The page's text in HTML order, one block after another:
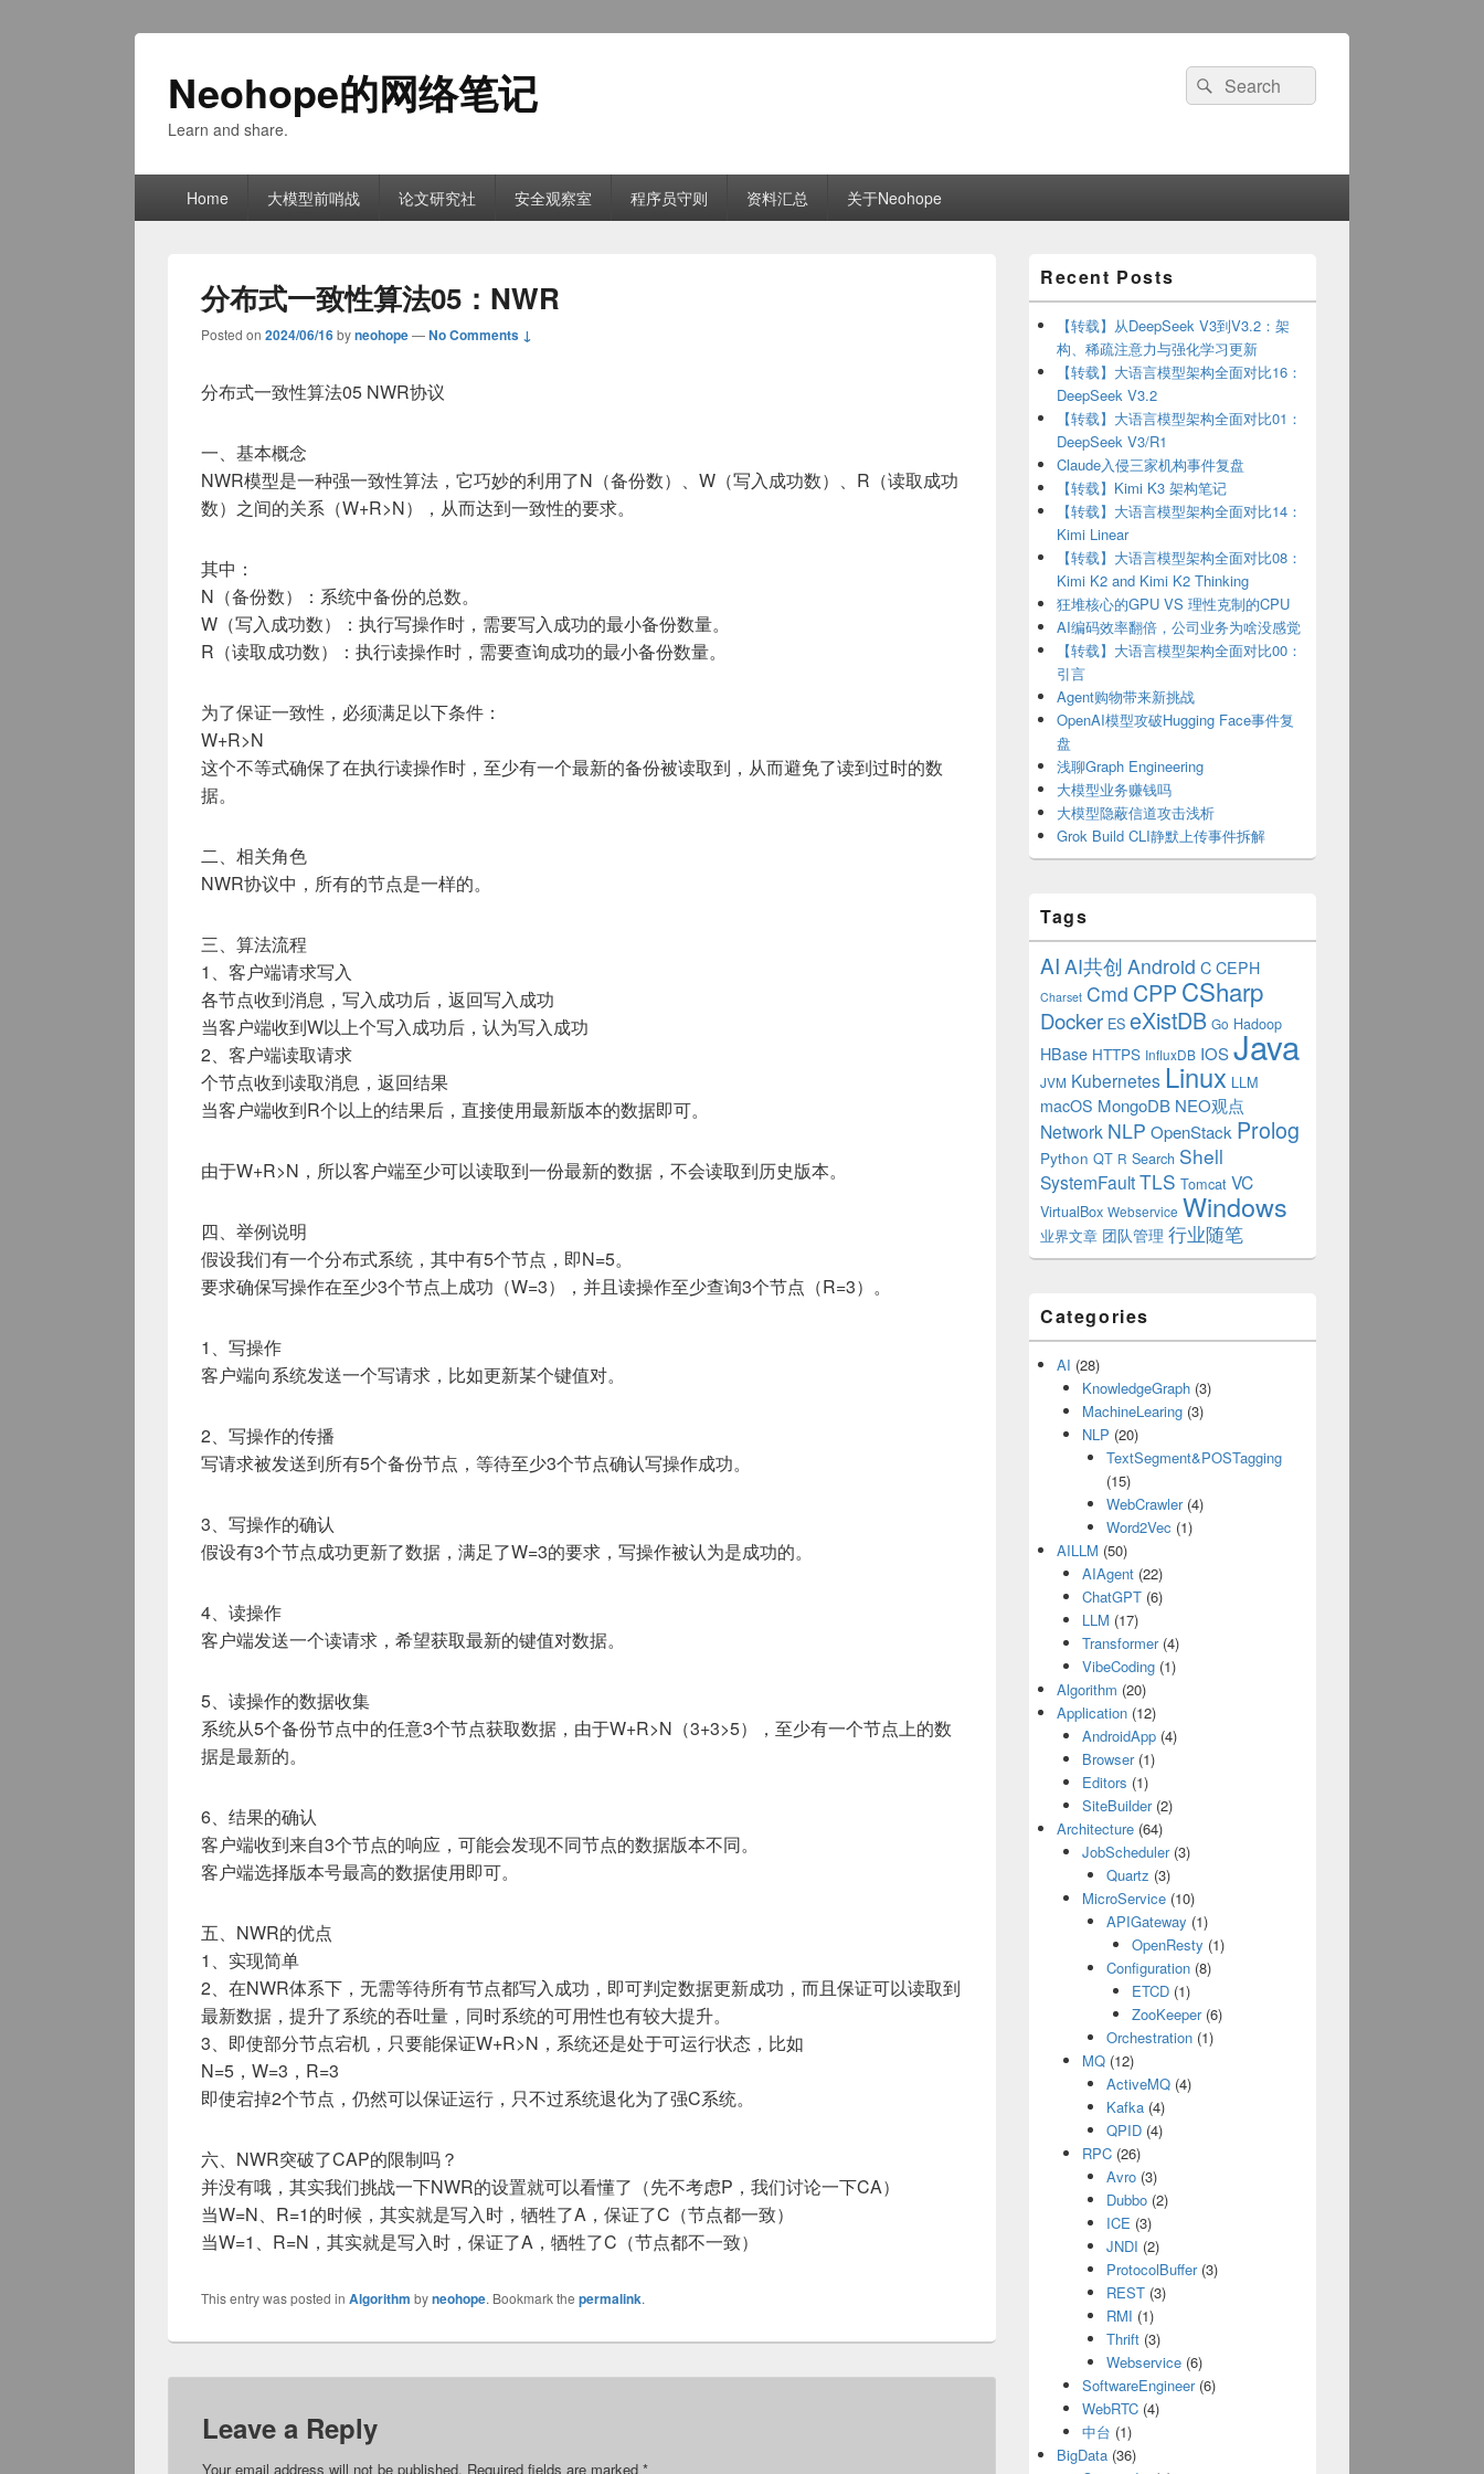
Neohope的网络笔记
Learn and share.
Search
for:
Search
Home 大模型前哨战 论文研究社 安全观察室 程序员守则 资料汇总 关于Neohope
分布式一致性算法05：NWR
Posted on 2024/06/16byneohope—No Comments ↓
分布式一致性算法05 NWR协议
一、基本概念
NWR模型是一种强一致性算法，它巧妙的利用了N（备份数）、W（写入成功数）、R（读取成功
数）之间的关系（W+R>N），从而达到一致性的要求。
其中：
N（备份数）：系统中备份的总数。
W（写入成功数）：执行写操作时，需要写入成功的最小备份数量。
R（读取成功数）：执行读操作时，需要查询成功的最小备份数量。
为了保证一致性，必须满足以下条件：
W+R>N
这个不等式确保了在执行读操作时，至少有一个最新的备份被读取到，从而避免了读到过时的数
据。
二、相关角色
NWR协议中，所有的节点是一样的。
三、算法流程
1、客户端请求写入
各节点收到消息，写入成功后，返回写入成功
当客户端收到W以上个写入成功后，认为写入成功
2、客户端读取请求
个节点收到读取消息，返回结果
当客户端收到R个以上的结果后，直接使用最新版本的数据即可。
由于W+R>N，所以客户端至少可以读取到一份最新的数据，不会读取到历史版本。
四、举例说明
假设我们有一个分布式系统，其中有5个节点，即N=5。
要求确保写操作在至少3个节点上成功（W=3），并且读操作至少查询3个节点（R=3）。
1、写操作
客户端向系统发送一个写请求，比如更新某个键值对。
2、写操作的传播
写请求被发送到所有5个备份节点，等待至少3个节点确认写操作成功。
3、写操作的确认
假设有3个节点成功更新了数据，满足了W=3的要求，写操作被认为是成功的。
4、读操作
客户端发送一个读请求，希望获取最新的键值对数据。
5、读操作的数据收集
系统从5个备份节点中的任意3个节点获取数据，由于W+R>N（3+3>5），至少有一个节点上的数
据是最新的。
6、结果的确认
客户端收到来自3个节点的响应，可能会发现不同节点的数据版本不同。
客户端选择版本号最高的数据使用即可。
五、NWR的优点
1、实现简单
2、在NWR体系下，无需等待所有节点都写入成功，即可判定数据更新成功，而且保证可以读取到
最新数据，提升了系统的吞吐量，同时系统的可用性也有较大提升。
3、即使部分节点宕机，只要能保证W+R>N，系统还是处于可运行状态，比如
N=5，W=3，R=3
即使宕掉2个节点，仍然可以保证运行，只不过系统退化为了强C系统。
六、NWR突破了CAP的限制吗？
并没有哦，其实我们挑战一下NWR的设置就可以看懂了（先不考虑P，我们讨论一下CA）
当W=N、R=1的时候，其实就是写入时，牺牲了A，保证了C（节点都一致）
当W=1、R=N，其实就是写入时，保证了A，牺牲了C（节点都不一致）
This entry was posted in Algorithm byneohope. Bookmark the permalink.
Leave a Reply
Your email address will not be published. Required fields are marked *
Sidebar
Widget
Area
Recent Posts
【转载】从DeepSeek V3到V3.2：架
构、稀疏注意力与强化学习更新
【转载】大语言模型架构全面对比16：
DeepSeek V3.2
【转载】大语言模型架构全面对比01：
DeepSeek V3/R1
Claude入侵三家机构事件复盘
【转载】Kimi K3 架构笔记
【转载】大语言模型架构全面对比14：
Kimi Linear
【转载】大语言模型架构全面对比08：
Kimi K2 and Kimi K2 Thinking
狂堆核心的GPU VS 理性克制的CPU
AI编码效率翻倍，公司业务为啥没感觉
【转载】大语言模型架构全面对比00：
引言
Agent购物带来新挑战
OpenAI模型攻破Hugging Face事件复
盘
浅聊Graph Engineering
大模型业务赚钱吗
大模型隐蔽信道攻击浅析
Grok Build CLI静默上传事件拆解
Tags
AI AI共创 Android C CEPH
Charset Cmd CPP CSharp
Docker ES eXistDB Go Hadoop
HBase HTTPS InfluxDB IOSJava
JVM Kubernetes Linux LLM
macOS MongoDB NEO观点
Network NLP OpenStack Prolog
Python QT R Search Shell
SystemFaultTLS Tomcat VC
VirtualBox Webservice Windows
业界文章 团队管理 行业随笔
Categories
AI (28)
KnowledgeGraph(3)
MachineLearing(3)
NLP (20)
TextSegment&POSTagging
(15)
WebCrawler(4)
Word2Vec (1)
AILLM (50)
AIAgent(22)
ChatGPT(6)
LLM (17)
Transformer(4)
VibeCoding(1)
Algorithm (20)
Application (12)
AndroidApp(4)
Browser(1)
Editors (1)
SiteBuilder(2)
Architecture (64)
JobScheduler(3)
Quartz (3)
MicroService(10)
APIGateway (1)
OpenResty (1)
Configuration (8)
ETCD(1)
ZooKeeper(6)
Orchestration (1)
MQ(12)
ActiveMQ (4)
Kafka (4)
QPID (4)
RPC(26)
Avro (3)
Dubbo (2)
ICE (3)
JNDI (2)
ProtocolBuffer(3)
REST (3)
RMI (1)
Thrift (3)
Webservice (6)
SoftwareEngineer(6)
WebRTC(4)
中台 (1)
BigData (36)